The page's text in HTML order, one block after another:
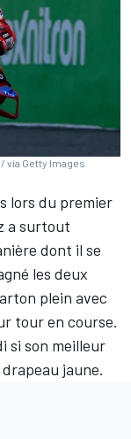
via Getty Images
lors du premier
a surtout
dont il se
les deux
plein avec
tour en course.
si son meilleur
jaune.